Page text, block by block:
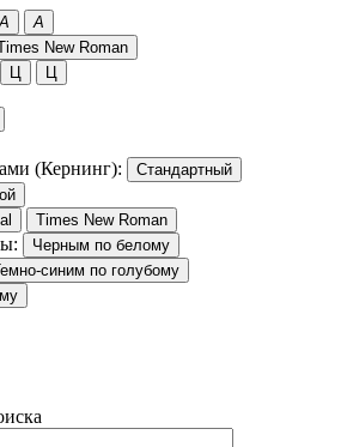
A A
New Roman
Ц Ц
(Кернинг):
Стандартный
Times New Roman
Черным по белому
синим по голубому